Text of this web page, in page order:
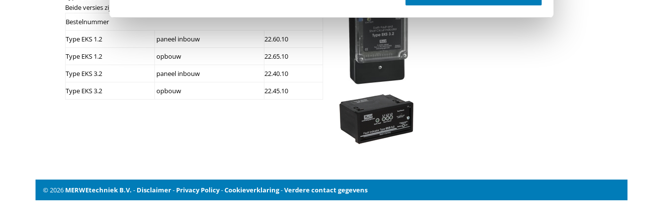
Beide versies zijn voor zien van een LED aardfout indicatie.
Bestelnummer
Type EKS 1.2
paneel inbouw
22.60.10
Type EKS 1.2
opbouw
22.65.10
Type EKS 3.2
paneel inbouw
22.40.10
Type EKS 3.2
opbouw 22.45.10
© 2026 MERWEtechniek B.V. - Disclaimer- Privacy Policy-Cookieverklaring-Verdere contact gegevens